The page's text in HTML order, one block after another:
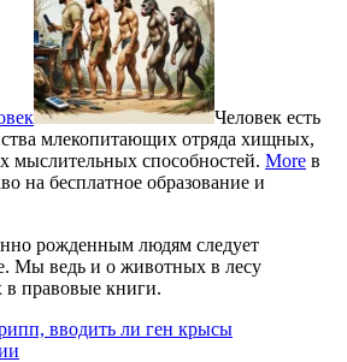
Человек есть
млекопитающих отряда хищных,
мыслительных способностей. More в
на бесплатное образование и
рожденным людям следует
Мы ведь и о животных в лесу
в правовые книги.
вводить ли ген крысы